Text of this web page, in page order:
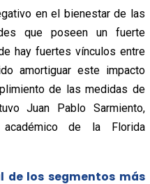
en el bienestar de las
que poseen un fuerte
hay fuertes vínculos entre
amortiguar este impacto
de las medidas de
Juan Pablo Sarmiento,
de la Florida
de los segmentos más